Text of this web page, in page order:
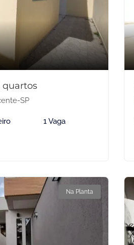
quartos
SP
1 Vaga
Na Planta